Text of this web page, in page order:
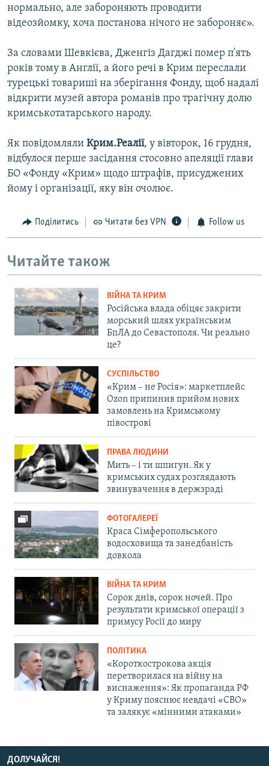
нормально, але забороняють проводити
відеозйомку, хоча постанова нічого не забороняє».
За словами Шевкієва, Дженгіз Дагджі помер п'ять
років тому в Англії, а його речі в Крим переслали
турецькі товариші на зберігання Фонду, щоб надалі
відкрити музей автора романів про трагічну долю
кримськотатарського народу.
Як повідомляли Крим.Реалії, у вівторок, 16 грудня,
відбулося перше засідання стосовно апеляції глави
БО «Фонду «Крим» щодо штрафів, присуджених
йому і організації, яку він очолює.
Поділитись Читати без VPN Follow us
Читайте також
ВІЙНА ТА КРИМ
Російська влада обіцяє закрити
морський шлях українським
БпЛА до Севастополя. Чи реально
це?
СУСПІЛЬСТВО
«Крим – не Росія»: маркетплейс
Ozon припинив прийом нових
замовлень на Кримському
півострові
ПРАВА ЛЮДИНИ
Мить – і ти шпигун. Як у
кримських судах розглядають
звинувачення в держзраді
ФОТОГАЛЕРЕЇ
Краса Сімферопольського
водосховища та занедбаність
довкола
ВІЙНА ТА КРИМ
Сорок днів, сорок ночей. Про
результати кримської операції з
примусу Росії до миру
ПОЛІТИКА
«Короткострокова акція
перетворилася на війну на
виснаження»: Як пропаганда РФ
у Криму пояснює невдачі «СВО»
та залякує «мінними атаками»
ДОЛУЧАЙСЯ!